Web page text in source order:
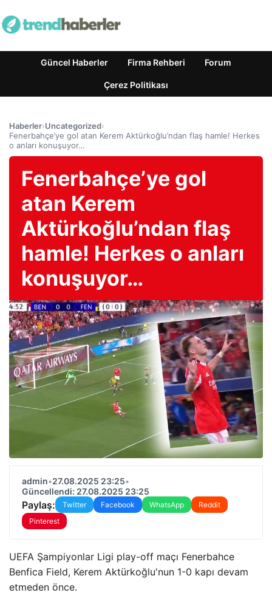
Güncel Haberler Firma Rehberi Forum
Çerez Politikası
Haberler›Uncategorized›
Fenerbahçe’ye gol atan Kerem Aktürkoğlu’ndan flaş hamle! Herkes
o anları konuşuyor…
Fenerbahçe’ye gol
atan Kerem
Aktürkoğlu’ndan flaş
hamle! Herkes o anları
konuşuyor…
admin•27.08.2025 23:25•
Güncellendi: 27.08.2025 23:25
Paylaş: Twitter Facebook WhatsApp
Reddit
Pinterest
UEFA Şampiyonlar Ligi play-off maçı Fenerbahce
Benfica Field, Kerem Aktürkoğlu'nun 1-0 kapı devam
etmeden önce.